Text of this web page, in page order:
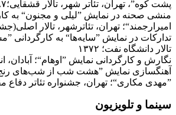
پشت کوه”، تهران، تئاتر شهر، تالار قشقایی؛۱۳۸۷
منشی صحنه در نمایش ”لیلی و مجنون“ به
امیرارجمند“؛ تهران، تئاترشهر، تالار
تدارکات در نمایش ”سایه‌ها“ به کارگردانی
تالار دانشگاه نفت؛ ۱۳۷۲
نگارش و کارگردانی نمایش ”اوهام“؛ آبادان،
آهنگسازی نمایش ”هشت شب از شب‌های رنج
”مهدی مکاری“؛ تهران، جشنواره تئاتر دفاع
سینما و تلویزیون